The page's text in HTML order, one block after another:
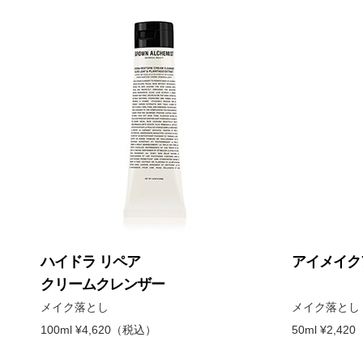
ハイドラ リペア
クリームクレンザー
メイク落とし
100ml ¥4,620（税込）
アイメイ
メイク落と
50ml ¥2,420